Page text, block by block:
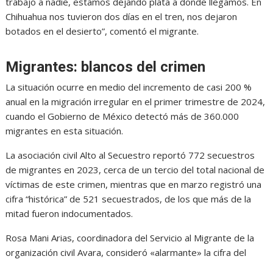
Chihuahua nos tuvieron dos días en el tren, nos dejaron
botados en el desierto”, comentó el migrante.
Migrantes: blancos del crimen
La situación ocurre en medio del incremento de casi 200 %
anual en la migración irregular en el primer trimestre de 2024,
cuando el Gobierno de México detectó más de 360.000
migrantes en esta situación.
La asociación civil Alto al Secuestro reportó 772 secuestros
de migrantes en 2023, cerca de un tercio del total nacional de
víctimas de este crimen, mientras que en marzo registró una
cifra “histórica” de 521 secuestrados, de los que más de la
mitad fueron indocumentados.
Rosa Mani Arias, coordinadora del Servicio al Migrante de la
organización civil Avara, consideró «alarmante» la cifra del